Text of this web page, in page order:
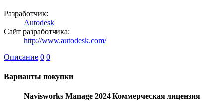
Разработчик:
Autodesk
Сайт разработчика:
http://www.autodesk.com/
Описание 0 0
Варианты покупки
Navisworks Manage 2024 Коммерческая лицензия